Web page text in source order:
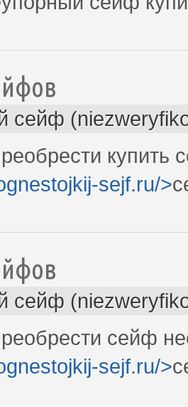
сейф
купить
sejf.ru/>
сейф
сейф
sejf.ru/>